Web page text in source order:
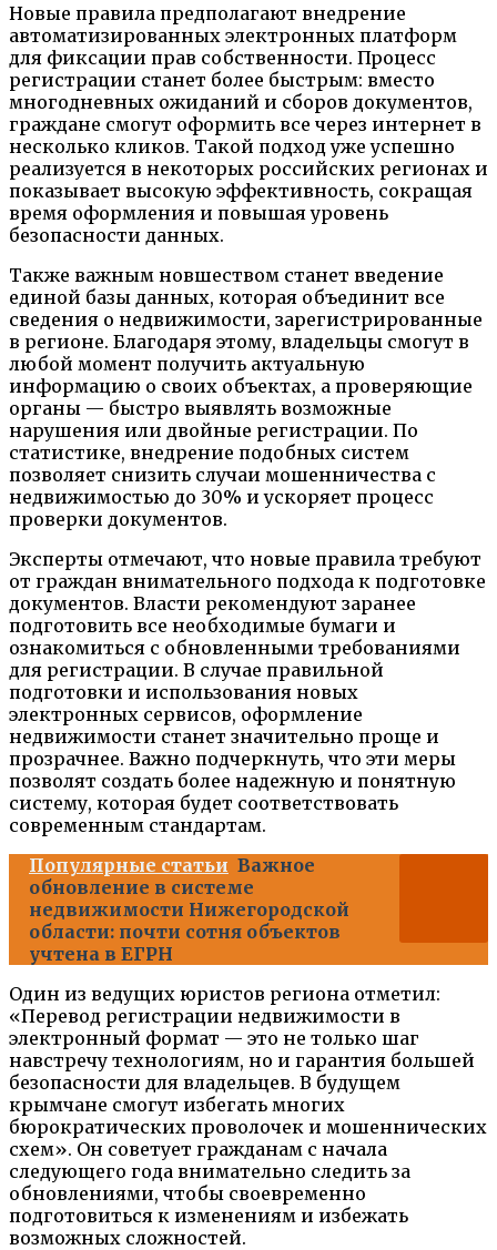
Новые правила предполагают внедрение
автоматизированных электронных платформ
для фиксации прав собственности. Процесс
регистрации станет более быстрым: вместо
многодневных ожиданий и сборов документов,
граждане смогут оформить все через интернет в
несколько кликов. Такой подход уже успешно
реализуется в некоторых российских регионах и
показывает высокую эффективность, сокращая
время оформления и повышая уровень
безопасности данных.
Также важным новшеством станет введение
единой базы данных, которая объединит все
сведения о недвижимости, зарегистрированные
в регионе. Благодаря этому, владельцы смогут в
любой момент получить актуальную
информацию о своих объектах, а проверяющие
органы — быстро выявлять возможные
нарушения или двойные регистрации. По
статистике, внедрение подобных систем
позволяет снизить случаи мошенничества с
недвижимостью до 30% и ускоряет процесс
проверки документов.
Эксперты отмечают, что новые правила требуют
от граждан внимательного подхода к подготовке
документов. Власти рекомендуют заранее
подготовить все необходимые бумаги и
ознакомиться с обновленными требованиями
для регистрации. В случае правильной
подготовки и использования новых
электронных сервисов, оформление
недвижимости станет значительно проще и
прозрачнее. Важно подчеркнуть, что эти меры
позволят создать более надежную и понятную
систему, которая будет соответствовать
современным стандартам.
Популярные статьи Важное
обновление в системе
недвижимости Нижегородской
области: почти сотня объектов
учтена в ЕГРН
Один из ведущих юристов региона отметил:
«Перевод регистрации недвижимости в
электронный формат — это не только шаг
навстречу технологиям, но и гарантия большей
безопасности для владельцев. В будущем
крымчане смогут избегать многих
бюрократических проволочек и мошеннических
схем». Он советует гражданам с начала
следующего года внимательно следить за
обновлениями, чтобы своевременно
подготовиться к изменениям и избежать
возможных сложностей.